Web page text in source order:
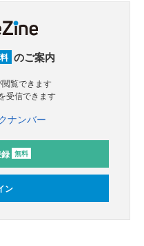
のご案内
閲覧できます
受信できます
ナンバー
無料
ン